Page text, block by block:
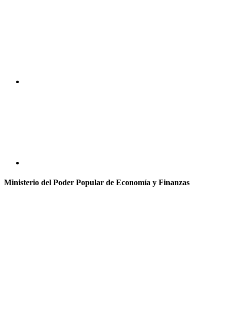
Ministerio del Poder Popular de Economía y Finanzas